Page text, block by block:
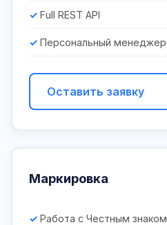
Full REST API
Персональный менеджер
Оставить заявку
Маркировка
Работа с Честным знаком